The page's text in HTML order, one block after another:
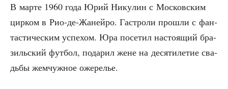
В мар­те 1960 года Юрий Нику­лин с Мос­ков­ским
цир­ком в Рио-де-Жаней­ро. Гастро­ли про­шли с фан­
та­сти­че­ским успе­хом. Юра посе­тил насто­я­щий бра­
зиль­ский фут­бол, пода­рил жене на деся­ти­ле­тие сва­
дьбы жем­чуж­ное ожерелье.